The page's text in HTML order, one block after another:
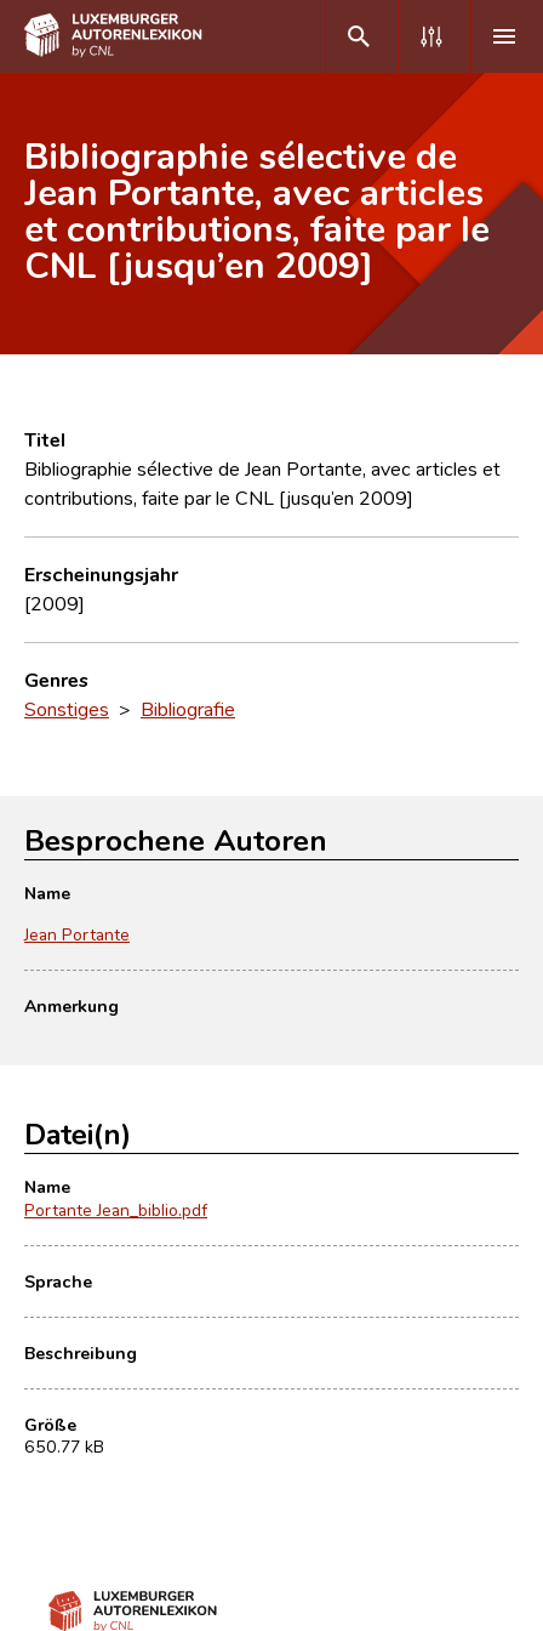
DE FR
Home
Autor(inn)en A-Z
Forschungsgruppe
Bibliographie sélective de
Jean Portante, avec articles
et contributions, faite par le
CNL [jusqu’en 2009]
Titel
Bibliographie sélective de Jean Portante, avec articles et
contributions, faite par le CNL [jusqu’en 2009]
Erscheinungsjahr
[2009]
Genres
Sonstiges > Bibliografie
Besprochene Autoren
Name
Jean Portante
Anmerkung
Datei(n)
Name
Portante Jean_biblio.pdf
Sprache
Beschreibung
Größe
650.77 kB